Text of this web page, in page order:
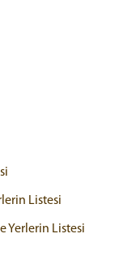
Listesi
Yerlerin Listesi